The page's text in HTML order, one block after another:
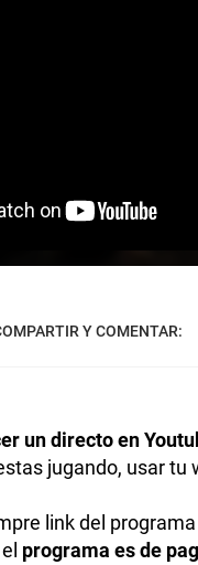
un directo en
jugando, usar
link del
programa es de